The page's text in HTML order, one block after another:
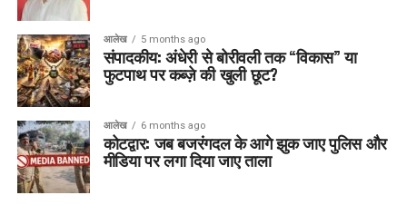
आलेख 5 months ago
संपादकीय: अंधेरी से बोरीवली तक “विकास” या
फुटपाथ पर कब्ज़े की खुली छूट?
आलेख 6 months ago
कोटद्वार: जब बजरंगदल के आगे झुक जाए पुलिस और
मीडिया पर लगा दिया जाए ताला